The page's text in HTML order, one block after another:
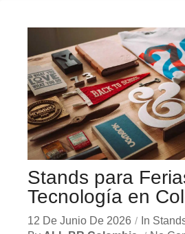
Stands para
Tecnología en
12 De Junio De 2026 In